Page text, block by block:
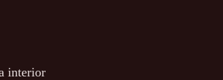
interior